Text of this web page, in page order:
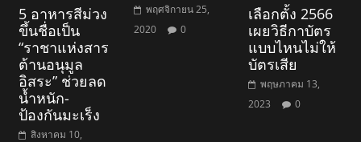
5 อาหารสีม่วง
ขึ้นชื่อเป็น
“ราชาแห่งสาร
ต้านอนุมูล
อิสระ” ช่วยลด
น้ำหนัก-
ป้องกันมะเร็ง
สิงหาคม 10,
พฤศจิกายน 25,
2020
0
เลือกตั้ง 2566
เผยวิธีกาบัตร
แบบไหนไม่ให้
บัตรเสีย
พฤษภาคม 13,
2023
0